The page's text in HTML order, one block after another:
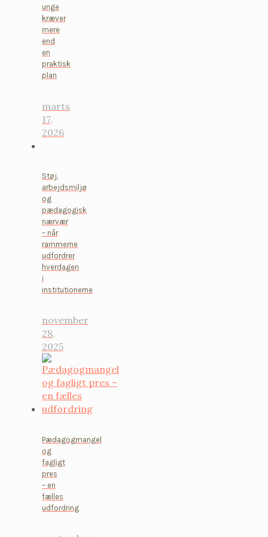
unge
kræver
mere
end
en
praktisk
plan
marts
17,
2026
Støj,
arbejdsmiljø
og
pædagogisk
nærvær
– når
rammerne
udfordrer
hverdagen
i
institutionerne
november
28,
2025
Pædagogmangel
og
fagligt
pres
– en
fælles
udfordring